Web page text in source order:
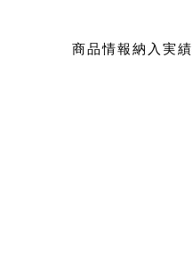
商品情報納入実績